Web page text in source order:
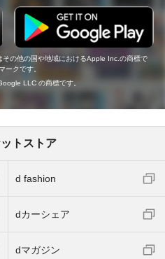
の他の国や地域におけるApple Inc.の商標で
ークです。
LLC の商標です。
トストア
d fashion
dカーシェア
dマガジン